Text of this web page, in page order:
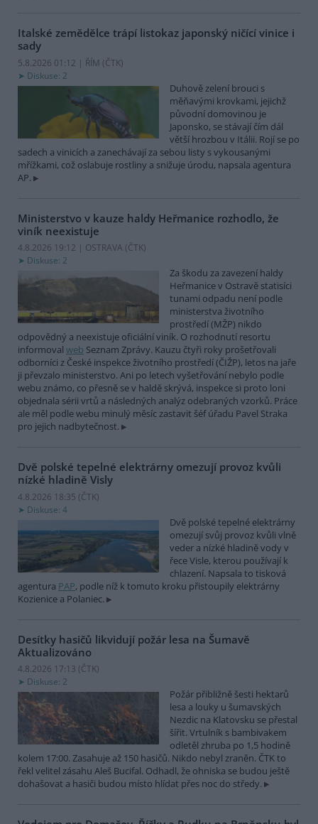
Italské zemědělce trápí listokaz japonský ničící vinice i
sady
5.8.2026 01:12 | ŘÍM (ČTK)
Diskuse: 2
Duhově zelení brouci s
měňavými krovkami, jejichž
původní domovinou je
Japonsko, se stávají čím dál
větší hrozbou v Itálii. Rojí se po
sadech a vinicích a zanechávají za sebou listy s vykousanými
mřížkami, což oslabuje rostliny a snižuje úrodu, napsala agentura
AP.
Ministerstvo v kauze haldy Heřmanice rozhodlo, že
viník neexistuje
4.8.2026 19:12 | OSTRAVA (ČTK)
Diskuse: 2
Za škodu za zavezení haldy
Heřmanice v Ostravě statisíci
tunami odpadu není podle
ministerstva životního
prostředí (MŽP) nikdo
odpovědný a neexistuje oficiální viník. O rozhodnutí resortu
informoval web Seznam Zprávy. Kauzu čtyři roky prošetřovali
odborníci z České inspekce životního prostředí (ČIŽP), letos na jaře
ji převzalo ministerstvo. Ani po letech vyšetřování nebylo podle
webu známo, co přesně se v haldě skrývá, inspekce si proto loni
objednala sérii vrtů a následných analýz odebraných vzorků. Práce
ale měl podle webu minulý měsíc zastavit šéf úřadu Pavel Straka
pro jejich nadbytečnost.
Dvě polské tepelné elektrárny omezují provoz kvůli
nízké hladině Visly
4.8.2026 18:35 (ČTK)
Diskuse: 4
Dvě polské tepelné elektrárny
omezují svůj provoz kvůli vlně
veder a nízké hladině vody v
řece Visle, kterou používají k
chlazení. Napsala to tisková
agentura PAP, podle níž k tomuto kroku přistoupily elektrárny
Kozienice a Polaniec.
Desítky hasičů likvidují požár lesa na Šumavě
Aktualizováno
4.8.2026 17:13 (ČTK)
Diskuse: 2
Požár přibližně šesti hektarů
lesa a louky u šumavských
Nezdic na Klatovsku se přestal
šířit. Vrtulník s bambivakem
odletěl zhruba po 1,5 hodině
kolem 17:00. Zasahuje až 150 hasičů. Nikdo nebyl zraněn. ČTK to
řekl velitel zásahu Aleš Bucifal. Odhadl, že ohniska se budou ještě
dohašovat a hasiči budou místo hlídat přes noc do středy.